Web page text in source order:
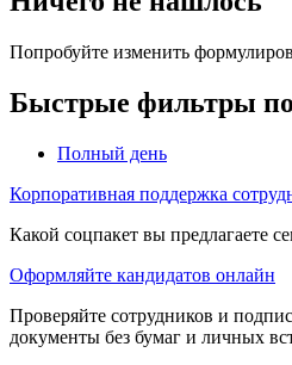
Попробуйте изменить
Быстрые фильтры
Полный день
Корпоративная поддержка
Какой соцпакет вы предлагаете
Оформляйте кандидатов онлайн
Проверяйте сотрудников и
документы без бумаг и личных